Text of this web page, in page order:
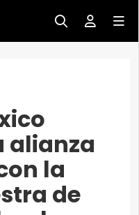
alianza
la
de